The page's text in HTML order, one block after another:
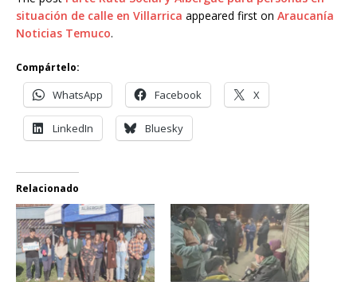
situación de calle en Villarrica appeared first on Araucanía
Noticias Temuco.
Compártelo:
WhatsApp Facebook X
LinkedIn Bluesky
Relacionado